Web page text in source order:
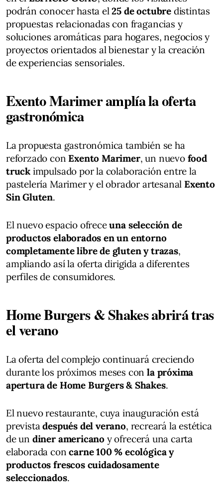
podrán conocer hasta el25 de octubredistintas
propuestas relacionadas con fragancias y
soluciones aromáticas para hogares, negocios y
proyectos orientados al bienestar y la creación
de experiencias sensoriales.
Exento Marimer amplía la oferta
gastronómica
La propuesta gastronómica también se ha
reforzado con Exento Marimer, un nuevo food
truck impulsado por la colaboración entre la
pastelería Marimer y el obrador artesanal Exento
Sin Gluten.
El nuevo espacio ofreceuna selección de
productos elaborados en un entorno
completamente libre de gluten y trazas,
ampliando así la oferta dirigida a diferentes
perfiles de consumidores.
Home Burgers & Shakes abrirá tras
el verano
La oferta del complejo continuará creciendo
durante los próximos meses conla próxima
apertura de Home Burgers & Shakes.
El nuevo restaurante, cuya inauguración está
previstadespués del verano, recreará la estética
de un diner americano y ofrecerá una carta
elaborada concarne 100 % ecológica y
productos frescos cuidadosamente
seleccionados.